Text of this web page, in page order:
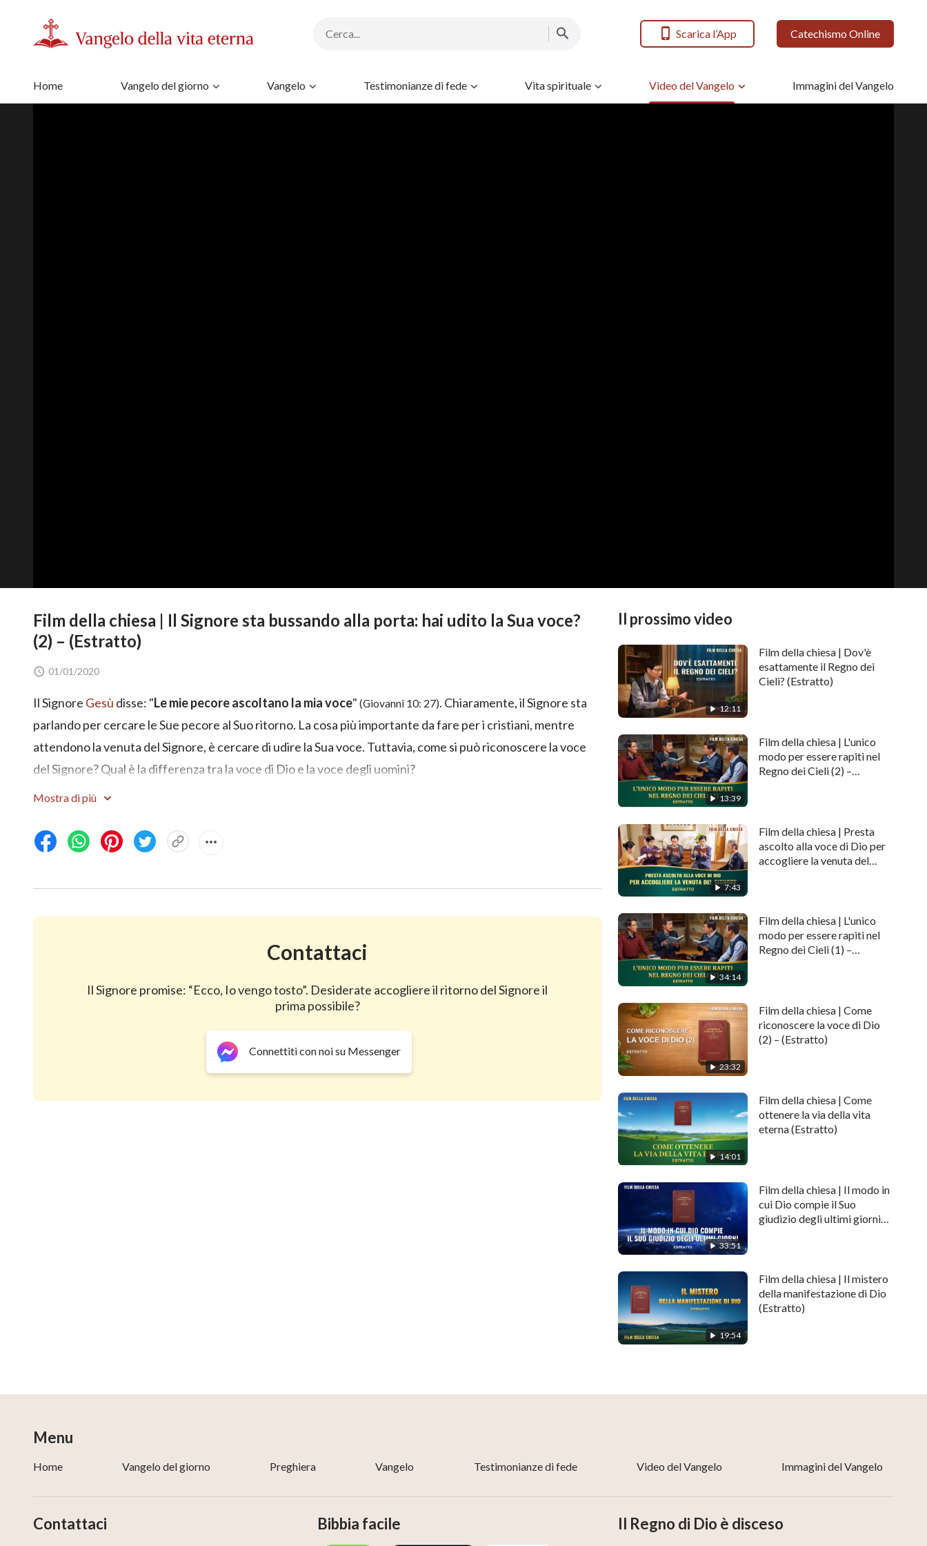
Scarica l’App Catechismo Online
Home Vangelo del giorno Vangelo Testimonianze di fede Vita spirituale Video del Vangelo Immagini del Vangelo
Film della chiesa | Il Signore sta bussando alla porta: hai udito la Sua voce?
(2) – (Estratto)
01/01/2020
Il Signore Gesù disse: "Le mie pecore ascoltano la mia voce" (Giovanni 10: 27). Chiaramente, il Signore sta
parlando per cercare le Sue pecore al Suo ritorno. La cosa più importante da fare per i cristiani, mentre
attendono la venuta del Signore, è cercare di udire la Sua voce. Tuttavia, come si può riconoscere la voce
del Signore? Qual è la differenza tra la voce di Dio e la voce degli uomini?
Condivide di più
Si può accogliere la seconda venuta del Signore
Mostra di più
Contattaci
Il Signore promise: “Ecco, Io vengo tosto”. Desiderate accogliere il ritorno del Signore il
prima possibile?
Connettiti con noi su Messenger
Il prossimo video
12:11
Film della chiesa | Dov'è
esattamente il Regno dei
Cieli? (Estratto)
13:39
Film della chiesa | L'unico
modo per essere rapiti nel
Regno dei Cieli (2) –
7:43
Film della chiesa | Presta
ascolto alla voce di Dio per
accogliere la venuta del
34:14
Film della chiesa | L'unico
modo per essere rapiti nel
Regno dei Cieli (1) –
23:32
Film della chiesa | Come
riconoscere la voce di Dio
(2) – (Estratto)
14:01
Film della chiesa | Come
ottenere la via della vita
eterna (Estratto)
33:51
Film della chiesa | Il modo in
cui Dio compie il Suo
giudizio degli ultimi giorni
19:54
Film della chiesa | Il mistero
della manifestazione di Dio
(Estratto)
Menu
Home Vangelo del giorno Preghiera Vangelo Testimonianze di fede Video del Vangelo Immagini del Vangelo
Contattaci Bibbia facile Il Regno di Dio è disceso